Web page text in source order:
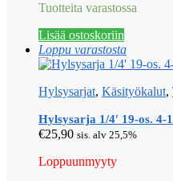
Tuotteita varastossa
Lisää ostoskoriin
Loppu varastosta
Hylsysarjat, Käsityökalut,
Hylsysarja 1/4′ 19-os. 4-
€25,90 sis. alv 25,5%
Loppuunmyyty